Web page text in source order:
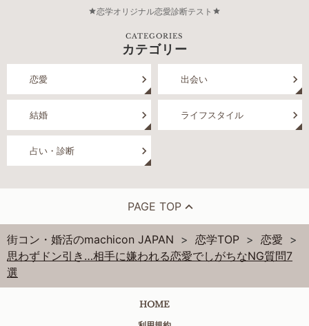
恋学オリジナル恋愛診断テスト
CATEGORIES
カテゴリー
恋愛 出会い
結婚 ライフスタイル
占い・診断
PAGE TOP
街コン・婚活のmachicon JAPAN 恋学TOP
恋愛
思わずドン引き…相手に嫌われる恋愛でしがちなNG質問7
選
HOME